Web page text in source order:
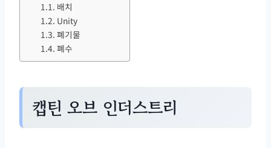
배치
Unity
폐기물
폐수
캡틴 오브 인더스트리